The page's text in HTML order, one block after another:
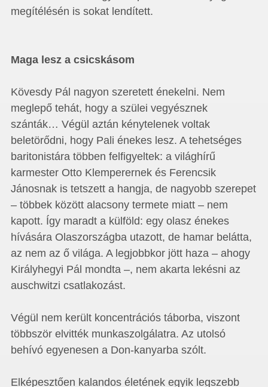
megítélésén is sokat lendített.
Maga lesz a csicskásom
Kövesdy Pál nagyon szeretett énekelni. Nem
meglepő tehát, hogy a szülei vegyésznek
szánták… Végül aztán kénytelenek voltak
beletörődni, hogy Pali énekes lesz. A tehetséges
baritonistára többen felfigyeltek: a világhírű
karmester Otto Klemperernek és Ferencsik
Jánosnak is tetszett a hangja, de nagyobb szerepet
– többek között alacsony termete miatt – nem
kapott. Így maradt a külföld: egy olasz énekes
hívására Olaszországba utazott, de hamar belátta,
az nem az ő világa. A legjobbkor jött haza – ahogy
Királyhegyi Pál mondta –, nem akarta lekésni az
auschwitzi csatlakozást.
Végül nem került koncentrációs táborba, viszont
többször elvitték munkaszolgálatra. Az utolsó
behívó egyenesen a Don-kanyarba szólt.
Elképesztően kalandos életének egyik legszebb